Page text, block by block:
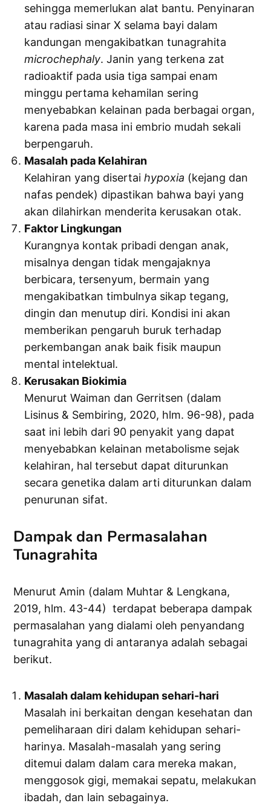
sehingga memerlukan alat bantu. Penyinaran
atau radiasi sinar X selama bayi dalam
kandungan mengakibatkan tunagrahita
microchephaly. Janin yang terkena zat
radioaktif pada usia tiga sampai enam
minggu pertama kehamilan sering
menyebabkan kelainan pada berbagai organ,
karena pada masa ini embrio mudah sekali
berpengaruh.
Masalah pada Kelahiran
Kelahiran yang disertaihypoxia (kejang dan
nafas pendek) dipastikan bahwa bayi yang
akan dilahirkan menderita kerusakan otak.
Faktor Lingkungan
Kurangnya kontak pribadi dengan anak,
misalnya dengan tidak mengajaknya
berbicara, tersenyum, bermain yang
mengakibatkan timbulnya sikap tegang,
dingin dan menutup diri. Kondisi ini akan
memberikan pengaruh buruk terhadap
perkembangan anak baik fisik maupun
mental intelektual.
Kerusakan Biokimia
Menurut Waiman dan Gerritsen (dalam
Lisinus & Sembiring, 2020, hlm. 96-98), pada
saat ini lebih dari 90 penyakit yang dapat
menyebabkan kelainan metabolisme sejak
kelahiran, hal tersebut dapat diturunkan
secara genetika dalam arti diturunkan dalam
penurunan sifat.
Dampak dan Permasalahan
Tunagrahita
Menurut Amin (dalam Muhtar & Lengkana,
2019, hlm. 43-44) terdapat beberapa dampak
permasalahan yang dialami oleh penyandang
tunagrahita yang di antaranya adalah sebagai
berikut.
Masalah dalam kehidupan sehari-hari
Masalah ini berkaitan dengan kesehatan dan
pemeliharaan diri dalam kehidupan sehari-
harinya. Masalah-masalah yang sering
ditemui dalam dalam cara mereka makan,
menggosok gigi, memakai sepatu, melakukan
ibadah, dan lain sebagainya.